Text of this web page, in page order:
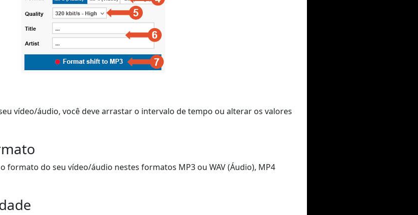
vídeo/áudio, você deve arrastar o intervalo de tempo ou alterar os valores
formato do seu vídeo/áudio nestes formatos MP3 ou WAV (Áudio), MP4